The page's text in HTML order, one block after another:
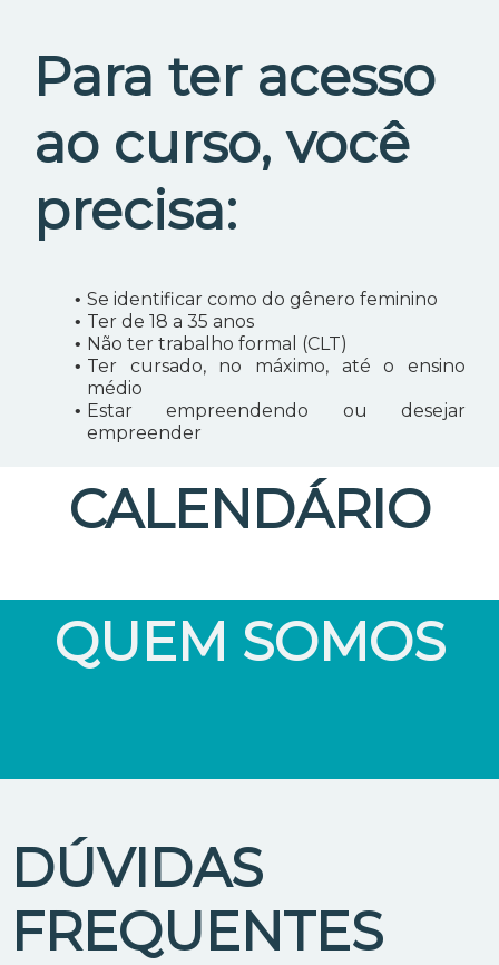
Para ter acesso
ao curso, você
precisa:
Se identificar como do gênero feminino
Ter de 18 a 35 anos
Não ter trabalho formal (CLT)
Ter cursado, no máximo, até o ensino
médio
Estar empreendendo ou desejar
empreender
CALENDÁRIO
QUEM SOMOS
DÚVIDAS
FREQUENTES